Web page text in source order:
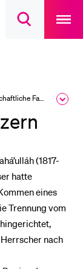
Suchdialog
main
Kultur- und Sozial­­wissenschaftliche Fakultät
(1817-
hatte
eines
Trennung vom
nach